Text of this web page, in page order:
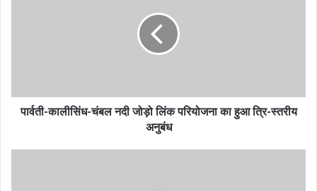
पार्वती-कालीसिंध-चंबल नदी जोड़ो लिंक परियोजना का हुआ त्रि-स्तरीय
अनुबंध